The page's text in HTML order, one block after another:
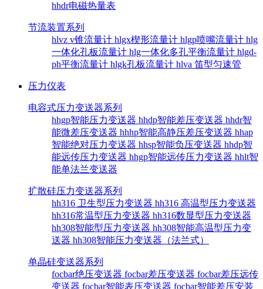
hhdr电磁热量表
节流装置系列
hlvz v锥流量计 hlgx楔形流量计 hlgp喷嘴流量计 hlg
一体化孔板流量计 hlg一体化多孔平衡流量计 hlgd-
ph平衡流量计 hlgk孔板流量计 hlva 笛型匀速管
压力仪表
电容式压力变送器系列
hhgp智能压力变送器 hhdp智能差压变送器 hhdr智
能微差压变送器 hhhp智能高静压差压变送器 hhap
智能绝对压力变送器 hhsp智能负压变送器 hhdp智
能远传压力变送器 hhgp智能远传压力变送器 hhlt智
能单法兰变送器
扩散硅压力变送器系列
hh316 卫生型压力变送器 hh316 高温型压力变送器
hh316常温型压力变送器 hh316数显型压力变送器
hh308智能型压力变送器 hh308智能高温型压力变
送器 hh308智能压力变送器（法兰式）
单晶硅变送器系列
focbar绝压变送器 focbar差压变送器 focbar差压远传
变送器 focbar智能表压变送器 focbar智能差压安装